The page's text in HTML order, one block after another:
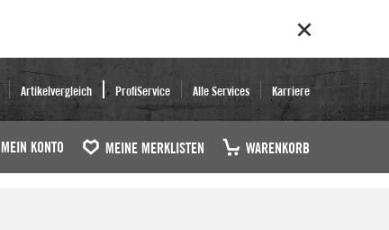
Artikelvergleich ProfiService Alle Services Karriere
MEIN KONTO MEINE MERKLISTEN WARENKORB